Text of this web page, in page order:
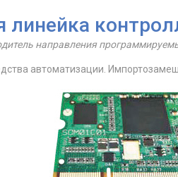
линейка
направления
автоматизации.